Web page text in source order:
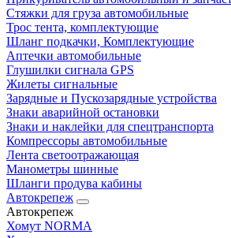
Стяжки для груза автомобильные
Трос тента, комплектующие
Шланг подкачки, Комплектующие
Аптечки автомобильные
Глушилки сигнала GPS
Жилеты сигнальные
Зарядные и Пускозарядные устройства
Знаки аварийной остановки
Знаки и наклейки для спецтранспорта
Компрессоры автомобильные
Лента светоотражающая
Манометры шинные
Шланги продува кабины
Автокрепеж
Автокрепеж
Хомут NORMA